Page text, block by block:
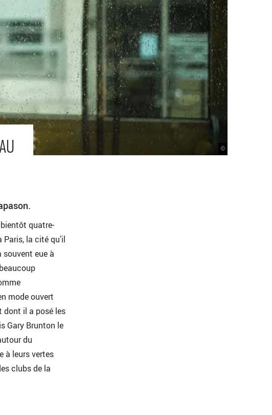
©
bientôt quatre-
la cité qu’il
souvent eue à
mode ouvert
dont il a posé les
Gary Brunton le
du
à leurs vertes
clubs de la